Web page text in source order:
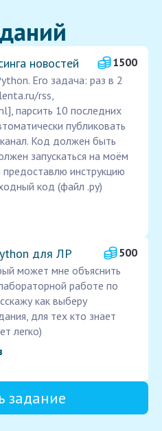
новостей
1500
Его задача: раз в 2
rss,
парсить 10 последних
публиковать
Код должен быть
запускаться на моём
инструкцию
код (файл .py)
для ЛР
500
может мне объяснить
работе по
как выберу
для тех кто знает
легко)
задание